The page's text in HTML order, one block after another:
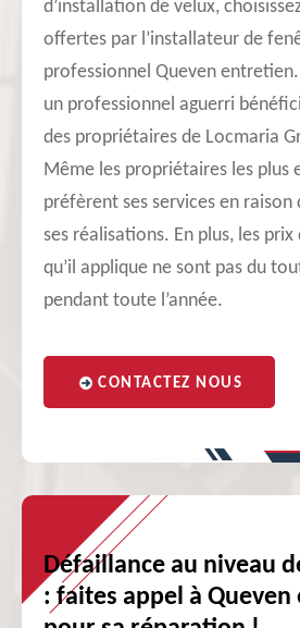
d’installation de velux,
offertes par l’installateur de
professionnel Queven
un professionnel aguerri
des propriétaires de Locmaria
Même les propriétaires les plus
préfèrent ses services en raison
ses réalisations. En plus, les
qu’il applique ne sont pas du
pendant toute l’année.
CONTACTEZ NOUS
Défaillance au niveau
: faites appel à